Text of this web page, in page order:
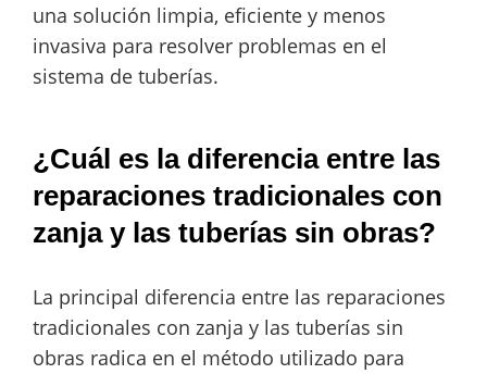
una solución limpia, eficiente y menos
invasiva para resolver problemas en el
sistema de tuberías.
¿Cuál es la diferencia entre las
reparaciones tradicionales con
zanja y las tuberías sin obras?
La principal diferencia entre las reparaciones
tradicionales con zanja y las tuberías sin
obras radica en el método utilizado para